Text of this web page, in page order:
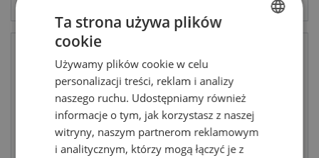
ENGLISH TRANSLATION
Ta strona używa plików
cookie
Używamy plików cookie w celu
personalizacji treści, reklam i analizy
naszego ruchu. Udostępniamy również
informacje o tym, jak korzystasz z naszej
witryny, naszym partnerom reklamowym
i analitycznym, którzy mogą łączyć je z